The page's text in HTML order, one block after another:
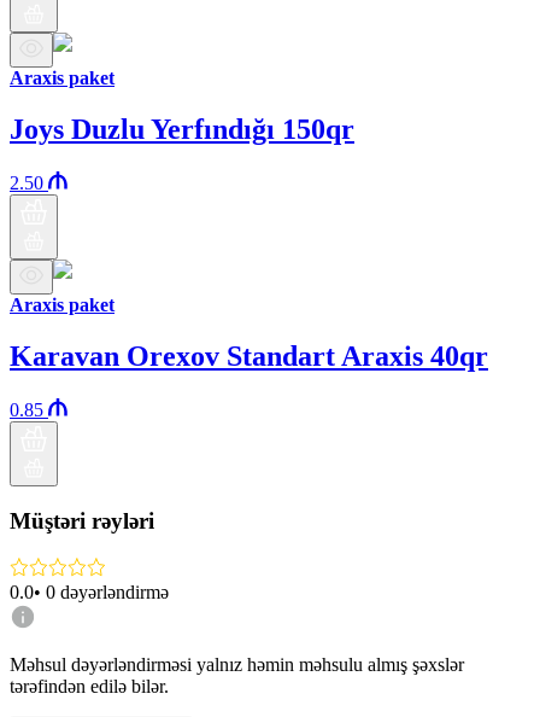
Araxis paket
Joys Duzlu Yerfındığı 150qr
2.50
Araxis paket
Karavan Orexov Standart Araxis 40qr
0.85
Müştəri rəyləri
0.0• 0 dəyərləndirmə
Məhsul dəyərləndirməsi yalnız həmin məhsulu almış şəxslər
tərəfindən edilə bilər.